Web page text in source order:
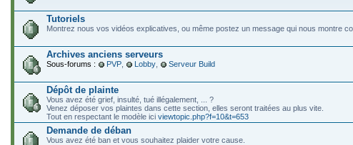
Tutoriels
Montrez nous vos vidéos explicatives, ou même postez un message qui nous montre
Archives anciens serveurs
Sous-forums : PVP Lobby Serveur Build
Dépôt de plainte
Vous avez été grief, insulté, tué illégalement, ... ?
Venez déposer vos plaintes dans cette section, elles seront traitées au plus vite.
Tout en respectant le modèle ici viewtopic.php?f=10&t=653
Demande de déban
Vous avez été ban et vous souhaitez plaider votre cause.